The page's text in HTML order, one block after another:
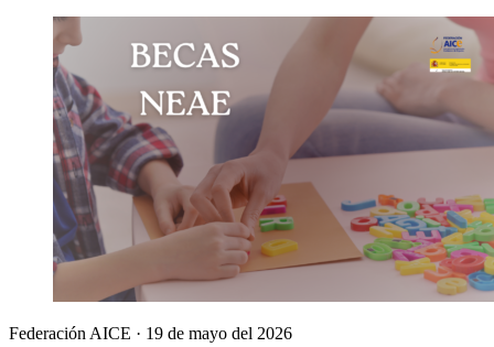
Federación AICE · 19 de mayo del 2026